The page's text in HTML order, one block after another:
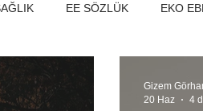
EE SÖZLÜK EKO
Gizem
20 Haz
4